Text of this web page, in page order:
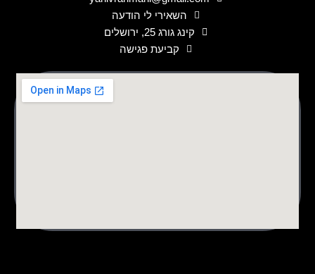
השאירי לי הודעה
קינג גורג 25, ירושלים
קביעת פגישה